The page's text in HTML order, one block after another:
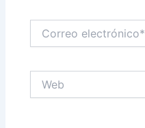
electrónico*